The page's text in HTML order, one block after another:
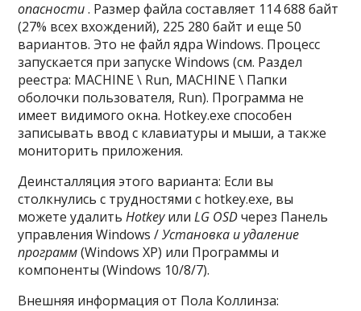
опасности. Размер файла составляет 114 688 байт
(27% всех вхождений), 225 280 байт и еще 50
вариантов. Это не файл ядра Windows. Процесс
запускается при запуске Windows (см. Раздел
реестра: MACHINE \ Run, MACHINE \ Папки
оболочки пользователя, Run). Программа не
имеет видимого окна. Hotkey.exe способен
записывать ввод с клавиатуры и мыши, а также
мониторить приложения.
Деинсталляция этого варианта: Если вы
столкнулись с трудностями с hotkey.exe, вы
можете удалитьHotkeyилиLG OSDчерез Панель
управления Windows /Установка и удаление
программ(Windows XP) или Программы и
компоненты (Windows 10/8/7).
Внешняя информация от Пола Коллинза: